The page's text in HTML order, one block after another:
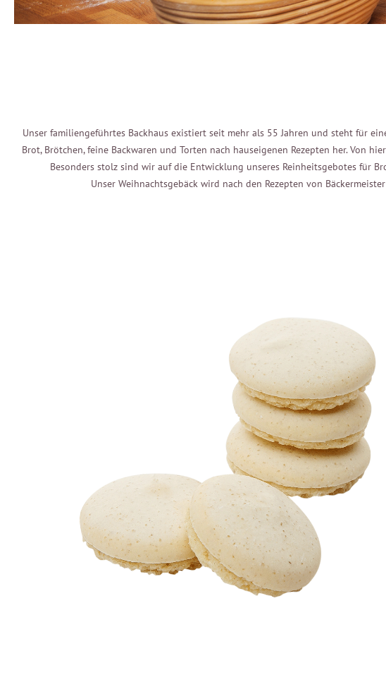
Unser familiengeführtes Backhaus existiert seit mehr als 55 Jahren und steht für
Brot, Brötchen, feine Backwaren und Torten nach hauseigenen Rezepten her. Von
Besonders stolz sind wir auf die Entwicklung unseres Reinheitsgebotes für
Unser Weihnachtsgebäck wird nach den Rezepten von